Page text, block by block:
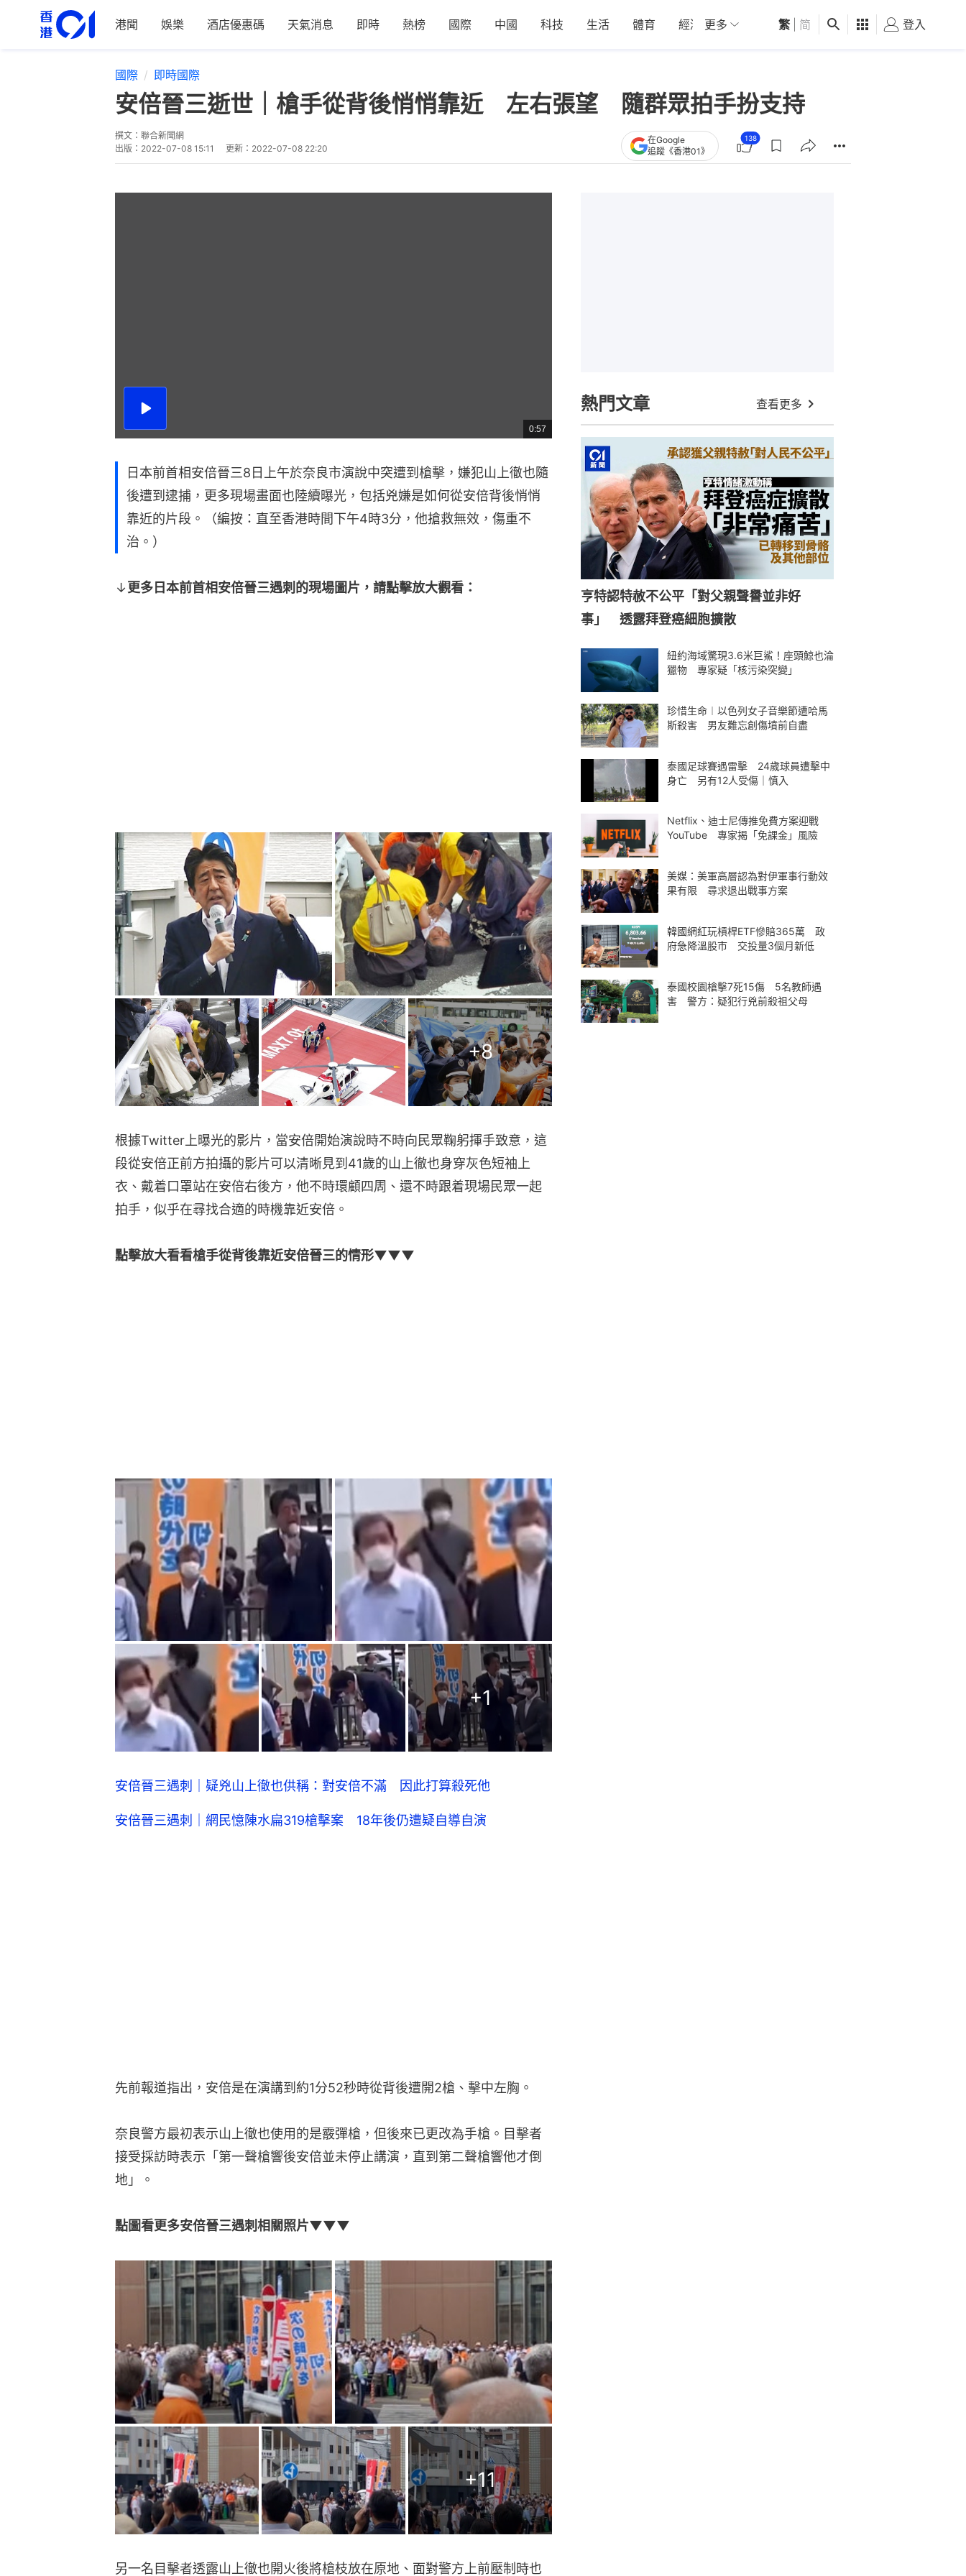
港聞 娛樂 酒店優惠碼 天氣消息 即時 熱榜 國際 中國 科技 生活 體育 經濟 01深圳 觀點 健康 好食玩飛
更多 繁 简 登入
國際 即時國際
安倍晉三逝世｜槍手從背後悄悄靠近 左右張望 隨群眾拍手扮支持
撰文： 聯合新聞網
出版： 2022-07-08 15:11 更新： 2022-07-08 22:20
在Google
追蹤《香港01》
138
播
總
共
0:57
日本前首相安倍晉三8日上午於奈良市演說中突遭到槍擊，嫌犯山上徹也隨
後遭到逮捕，更多現場畫面也陸續曝光，包括兇嫌是如何從安倍背後悄悄
靠近的片段。（編按：直至香港時間下午4時3分，他搶救無效，傷重不
治。）
↓更多日本前首相安倍晉三遇刺的現場圖片，請點擊放大觀看：
+8
根據Twitter上曝光的影片，當安倍開始演說時不時向民眾鞠躬揮手致意，這
段從安倍正前方拍攝的影片可以清晰見到41歲的山上徹也身穿灰色短袖上
衣、戴着口罩站在安倍右後方，他不時環顧四周、還不時跟着現場民眾一起
拍手，似乎在尋找合適的時機靠近安倍。
點擊放大看看槍手從背後靠近安倍晉三的情形▼▼▼
+1
安倍晉三遇刺｜疑兇山上徹也供稱：對安倍不滿 因此打算殺死他
安倍晉三遇刺｜網民憶陳水扁319槍擊案 18年後仍遭疑自導自演
先前報道指出，安倍是在演講到約1分52秒時從背後遭開2槍、擊中左胸。
奈良警方最初表示山上徹也使用的是霰彈槍，但後來已更改為手槍。目擊者
接受採訪時表示「第一聲槍響後安倍並未停止講演，直到第二聲槍響他才倒
地」。
點圖看更多安倍晉三遇刺相關照片▼▼▼
+11
另一名目擊者透露山上徹也開火後將槍枝放在原地、面對警方上前壓制時也
熱門文章 查看更多
亨特認特赦不公平「對父親聲譽並非好
事」 透露拜登癌細胞擴散
紐約海域驚現3.6米巨鯊！座頭鯨也淪
獵物 專家疑「核污染突變」
珍惜生命︱以色列女子音樂節遭哈馬
斯殺害 男友難忘創傷墳前自盡
泰國足球賽遇雷擊 24歲球員遭擊中
身亡 另有12人受傷｜慎入
Netflix、迪士尼傳推免費方案迎戰
YouTube 專家揭「免課金」風險
美媒：美軍高層認為對伊軍事行動效
果有限 尋求退出戰事方案
韓國網紅玩槓桿ETF慘賠365萬 政
府急降溫股市 交投量3個月新低
泰國校園槍擊7死15傷 5名教師遇
害 警方：疑犯行兇前殺祖父母